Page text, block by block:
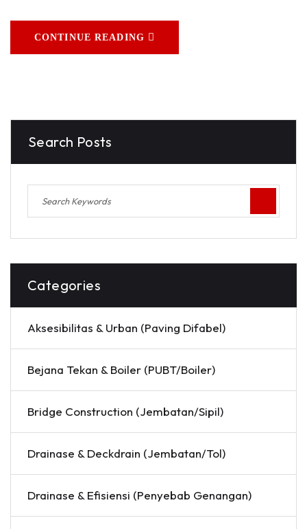
CONTINUE READING
Search Posts
Categories
Aksesibilitas & Urban (Paving Difabel)
Bejana Tekan & Boiler (PUBT/Boiler)
Bridge Construction (Jembatan/Sipil)
Drainase & Deckdrain (Jembatan/Tol)
Drainase & Efisiensi (Penyebab Genangan)